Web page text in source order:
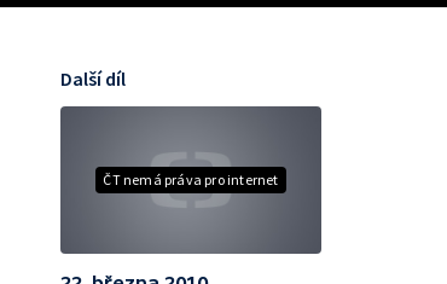
ČT nemá práva pro internet
Další díl